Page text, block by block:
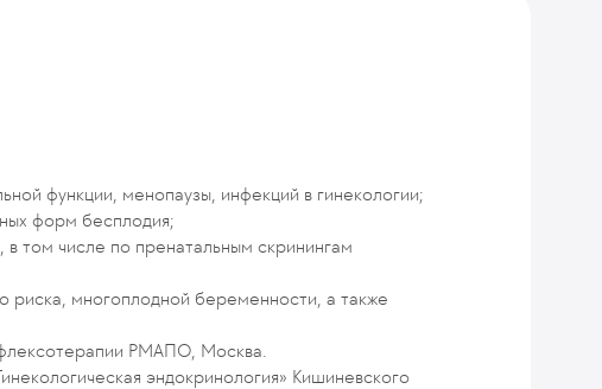
функции, менопаузы, инфекций в гинекологии;
форм бесплодия;
том числе по пренатальным скринингам
риска, многоплодной беременности, а также
РМАПО, Москва.
эндокринология» Кишиневского